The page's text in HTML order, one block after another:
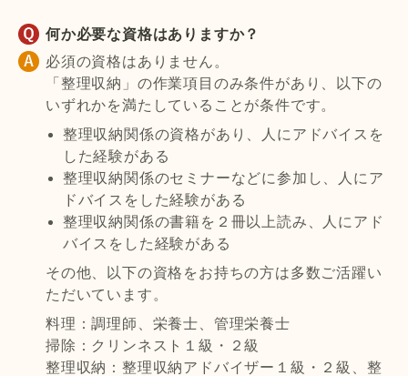
何か必要な資格はありますか？
必須の資格はありません。
「整理収納」の作業項目のみ条件があり、以下の
いずれかを満たしていることが条件です。
整理収納関係の資格があり、人にアドバイスを
した経験がある
整理収納関係のセミナーなどに参加し、人にア
ドバイスをした経験がある
整理収納関係の書籍を２冊以上読み、人にアド
バイスをした経験がある
その他、以下の資格をお持ちの方は多数ご活躍い
ただいています。
料理：調理師、栄養士、管理栄養士
掃除：クリンネスト１級・２級
整理収納：整理収納アドバイザー１級・２級、整